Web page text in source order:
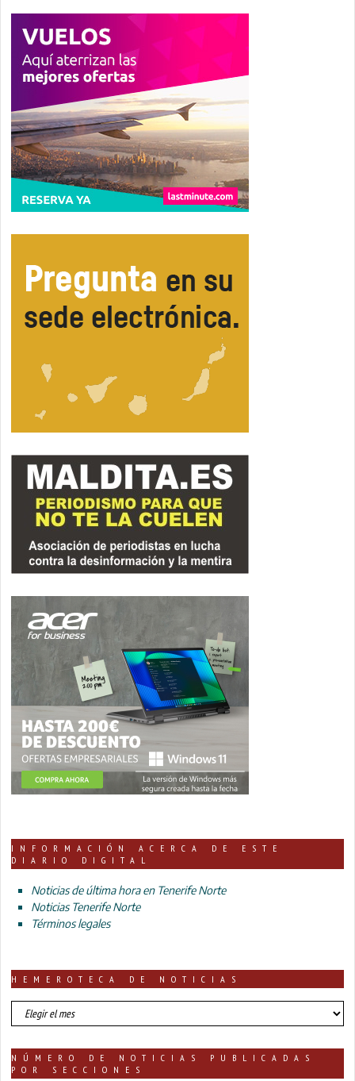
INFORMACIÓN ACERCA DE ESTE
DIARIO DIGITAL
Noticias de última hora en Tenerife Norte
Noticias Tenerife Norte
Términos legales
HEMEROTECA DE NOTICIAS
HEMEROTECA
DE
NÚMERO DE NOTICIAS PUBLICADAS
POR SECCIONES